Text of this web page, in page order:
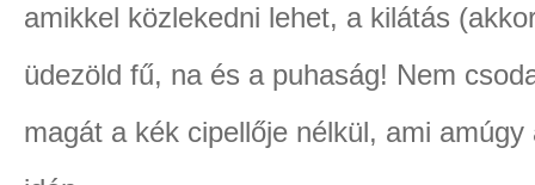
amikkel közlekedni lehet, a kilátás
üdezöld fű, na és a puhaság! Nem
magát a kék cipellője nélkül, ami